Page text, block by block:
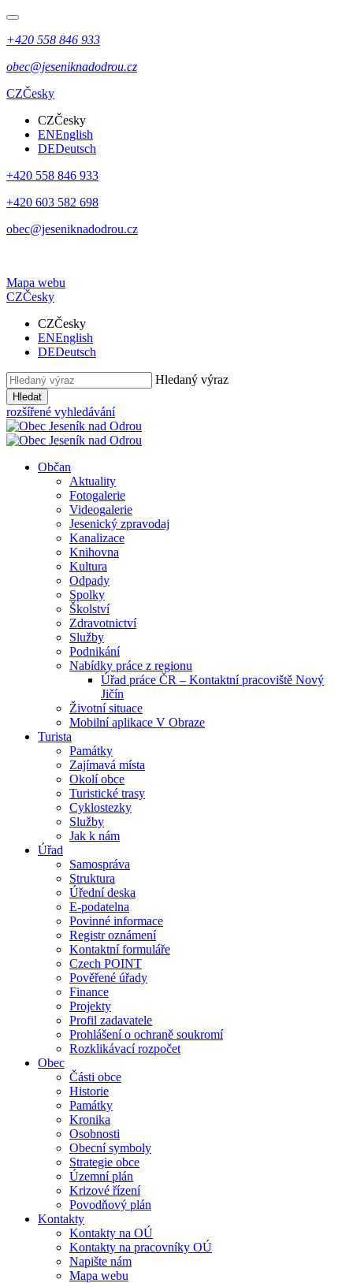
+420 558 846 933
obec@jeseniknadodrou.cz
CZČesky
CZČesky
ENEnglish
DEDeutsch
+420 558 846 933
+420 603 582 698
obec@jeseniknadodrou.cz
Mapa webu
CZČesky
CZČesky
ENEnglish
DEDeutsch
Hledaný výraz
Hledat
rozšířené vyhledávání
Občan
Aktuality
Fotogalerie
Videogalerie
Jesenický zpravodaj
Kanalizace
Knihovna
Kultura
Odpady
Spolky
Školství
Zdravotnictví
Služby
Podnikání
Nabídky práce z regionu
Úřad práce ČR – Kontaktní pracoviště Nový
Jičín
Životní situace
Mobilní aplikace V Obraze
Turista
Památky
Zajímavá místa
Okolí obce
Turistické trasy
Cyklostezky
Služby
Jak k nám
Úřad
Samospráva
Struktura
Úřední deska
E-podatelna
Povinné informace
Registr oznámení
Kontaktní formuláře
Czech POINT
Pověřené úřady
Finance
Projekty
Profil zadavatele
Prohlášení o ochraně soukromí
Rozklikávací rozpočet
Obec
Části obce
Historie
Památky
Kronika
Osobnosti
Obecní symboly
Strategie obce
Územní plán
Krizové řízení
Povodňový plán
Kontakty
Kontakty na OÚ
Kontakty na pracovníky OÚ
Napište nám
Mapa webu